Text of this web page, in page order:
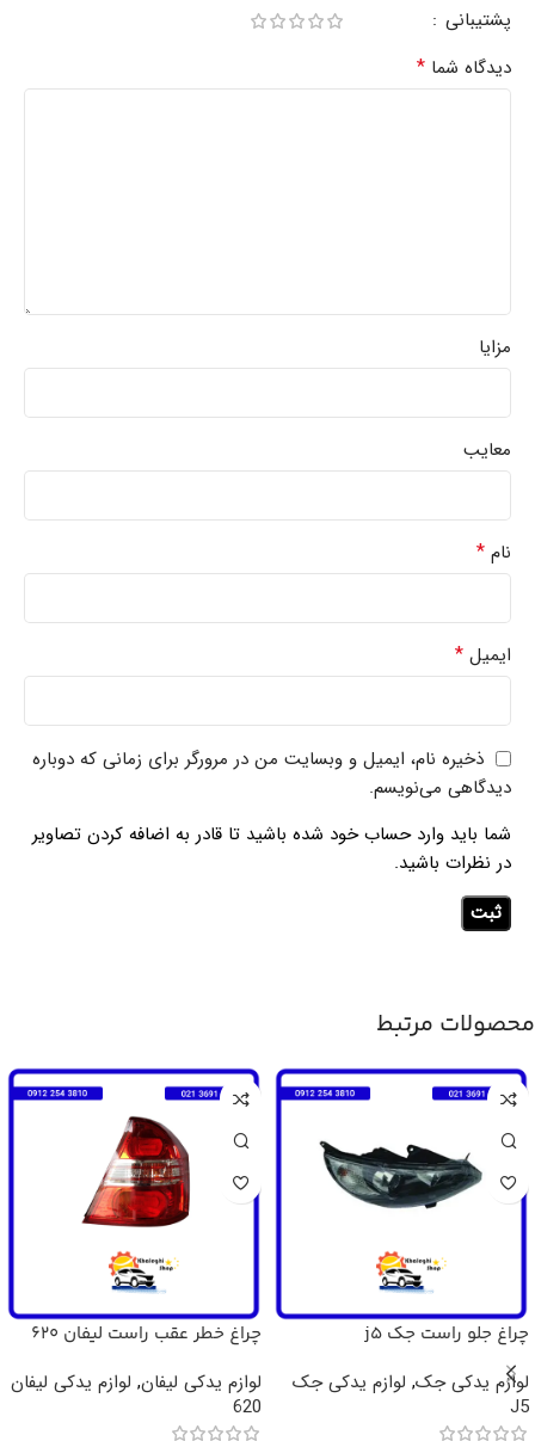
پشتیبانی
دیدگاه شما *
مزایا
معایب
نام *
ایمیل *
ذخیره نام، ایمیل و وبسایت من در مرورگر برای زمانی که دوباره
دیدگاهی می‌نویسم.
شما باید وارد حساب خود شده باشید تا قادر به اضافه کردن تصاویر
در نظرات باشید.
محصولات مرتبط
چراغ جلو راست جک j5
لوازم یدکی جک, لوازم یدکی جک
J5
چراغ خطر عقب راست لیفان 620
لوازم یدکی لیفان, لوازم یدکی لیفان
620